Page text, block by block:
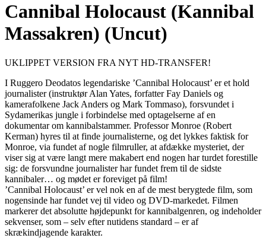
Cannibal Holocaust (Kannibal
Massakren) (Uncut)
UKLIPPET VERSION FRA NYT HD-TRANSFER!
I Ruggero Deodatos legendariske ’Cannibal Holocaust’ er et hold
journalister (instruktør Alan Yates, forfatter Fay Daniels og
kamerafolkene Jack Anders og Mark Tommaso), forsvundet i
Sydamerikas jungle i forbindelse med optagelserne af en
dokumentar om kannibalstammer. Professor Monroe (Robert
Kerman) hyres til at finde journalisterne, og det lykkes faktisk for
Monroe, via fundet af nogle filmruller, at afdække mysteriet, der
viser sig at være langt mere makabert end nogen har turdet forestille
sig: de forsvundne journalister har fundet frem til de sidste
kannibaler… og mødet er foreviget på film!
’Cannibal Holocaust’ er vel nok en af de mest berygtede film, som
nogensinde har fundet vej til video og DVD-markedet. Filmen
markerer det absolutte højdepunkt for kannibalgenren, og indeholder
sekvenser, som – selv efter nutidens standard – er af
skrækindjagende karakter.